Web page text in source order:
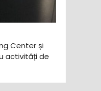
Center și
activități de